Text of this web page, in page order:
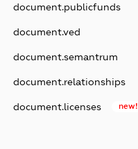
document.publicfunds
document.ved
document.semantrum
document.relationships
document.licenses new!